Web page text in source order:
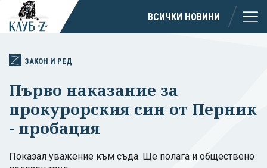
ВСИЧКИ НОВИНИ
ЗАКОН И РЕД
Първо наказание за
прокурорския син от Перник
- пробация
Показал уважение към съда. Ще полага и обществено